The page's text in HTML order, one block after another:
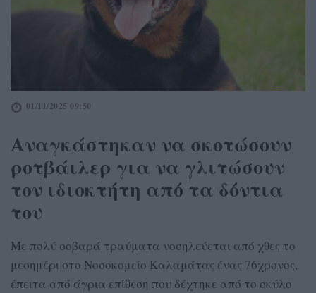
01/11/2025 09:50
Αναγκάστηκαν να σκοτώσουν
ροτβάιλερ για να γλιτώσουν
τον ιδιοκτήτη από τα δόντια
του
Με πολύ σοβαρά τραύματα νοσηλεύεται από χθες το
μεσημέρι στο Νοσοκομείο Καλαμάτας ένας 76χρονος,
έπειτα από άγρια επίθεση που δέχτηκε από το σκύλο